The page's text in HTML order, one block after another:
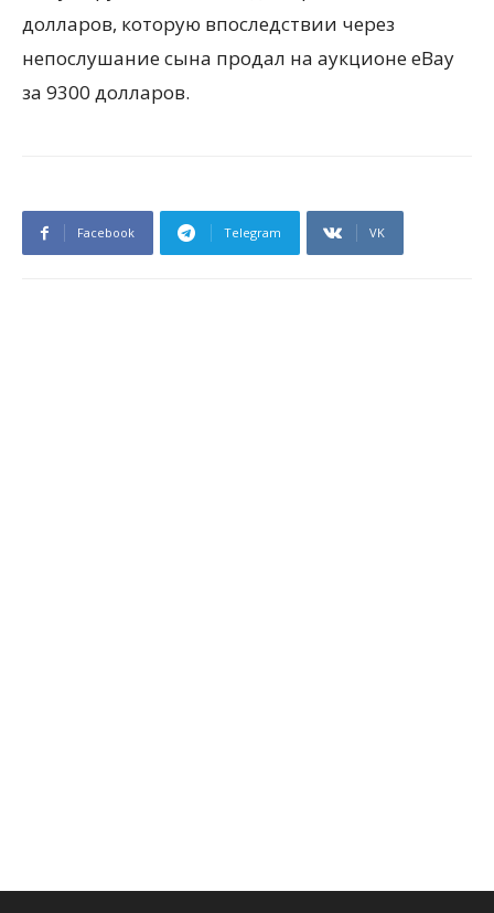
долларов, которую впоследствии через
непослушание сына продал на аукционе eBay
за 9300 долларов.
Facebook Telegram VK